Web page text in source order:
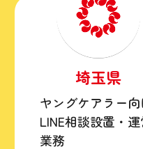
埼玉県
ヤングケアラー向
LINE相談設置・
業務